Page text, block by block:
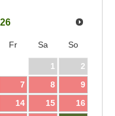
Fr Sa So
1
2
7 8
9
14 15
16